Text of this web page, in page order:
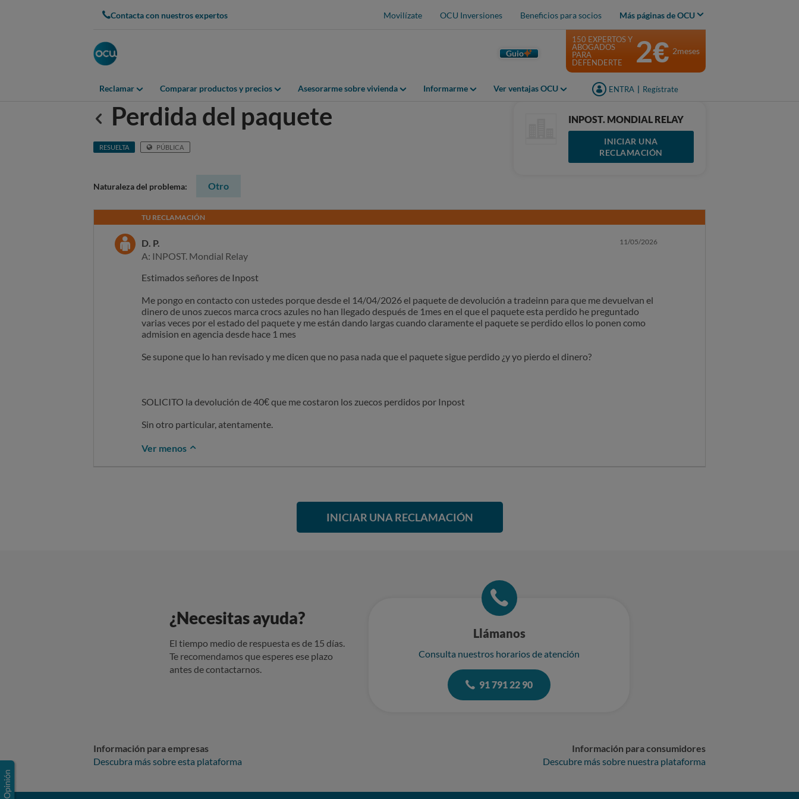
Contacta con nuestros expertos Movilízate OCU Inversiones Beneficios para socios Más páginas de OCU
Guio
Reclamar Comparar productos y precios Asesorarme sobre vivienda Informarme Ver ventajas OCU ENTRA Regístrate
150 EXPERTOS Y
ABOGADOS
PARA
DEFENDERTE
2€ 2meses
Anterior
Perdida del paquete
RESUELTA PÚBLICA
INPOST. MONDIAL RELAY
INICIAR UNA
RECLAMACIÓN
Naturaleza del problema: Otro
TU RECLAMACIÓN
D. P.
A: INPOST. Mondial Relay
11/05/2026
Estimados señores de Inpost
Me pongo en contacto con ustedes porque desde el 14/04/2026 el paquete de devolución a tradeinn para que me devuelvan el
dinero de unos zuecos marca crocs azules no han llegado después de 1mes en el que el paquete esta perdido he preguntado
varias veces por el estado del paquete y me están dando largas cuando claramente el paquete se perdido ellos lo ponen como
admision en agencia desde hace 1 mes
Se supone que lo han revisado y me dicen que no pasa nada que el paquete sigue perdido ¿y yo pierdo el dinero?
SOLICITO la devolución de 40€ que me costaron los zuecos perdidos por Inpost
Sin otro particular, atentamente.
Ver menos
INICIAR UNA RECLAMACIÓN
¿Necesitas ayuda?
El tiempo medio de respuesta es de 15 días.
Te recomendamos que esperes ese plazo
antes de contactarnos.
Llámanos
Consulta nuestros horarios de atención
91 791 22 90
Información para empresas
Descubra más sobre esta plataforma
Información para consumidores
Descubre más sobre nuestra plataforma